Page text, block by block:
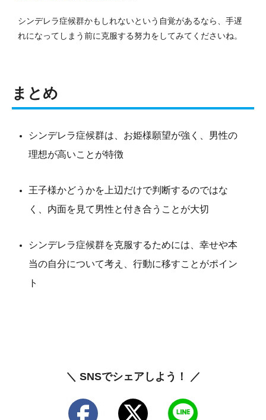
シンデレラ症候群かもしれないという自覚があるなら、手遅
れになってしまう前に克服する努力をしてみてくださいね。
まとめ
シンデレラ症候群は、お姫様願望が強く、男性の
理想が高いことが特徴
王子様かどうかを上辺だけで判断するのではな
く、内面を見て男性と付き合うことが大切
シンデレラ症候群を克服するためには、幸せや本
当の自分について考え、行動に移すことがポイン
ト
＼ SNSでシェアしよう！ ／